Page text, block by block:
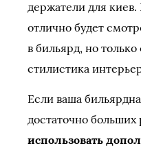
держатели для
отлично будет
в бильярд, но
стилистика
Если ваша
достаточно больших
использовать